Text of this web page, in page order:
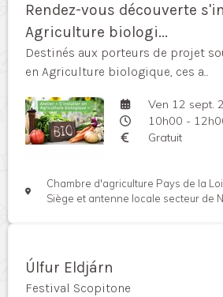
Rendez-vous découverte
Agriculture biologi...
Destinés aux porteurs de projet
en Agriculture biologique, ces a...
Ven 12 sept.
10h00 -
Gratuit
Chambre d'agriculture Pays de la
Siège et antenne locale secteur de Nantes La Géraudière, Rue Pierre
Úlfur Eldjárn
Festival Scopitone